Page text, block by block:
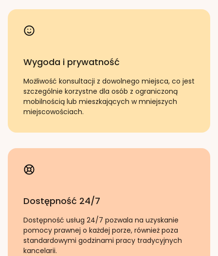
Wygoda i prywatność
Możliwość konsultacji z dowolnego miejsca, co jest
szczególnie korzystne dla osób z ograniczoną
mobilnością lub mieszkających w mniejszych
miejscowościach.
Dostępność 24/7
Dostępność usług 24/7 pozwala na uzyskanie
pomocy prawnej o każdej porze, również poza
standardowymi godzinami pracy tradycyjnych
kancelarii.